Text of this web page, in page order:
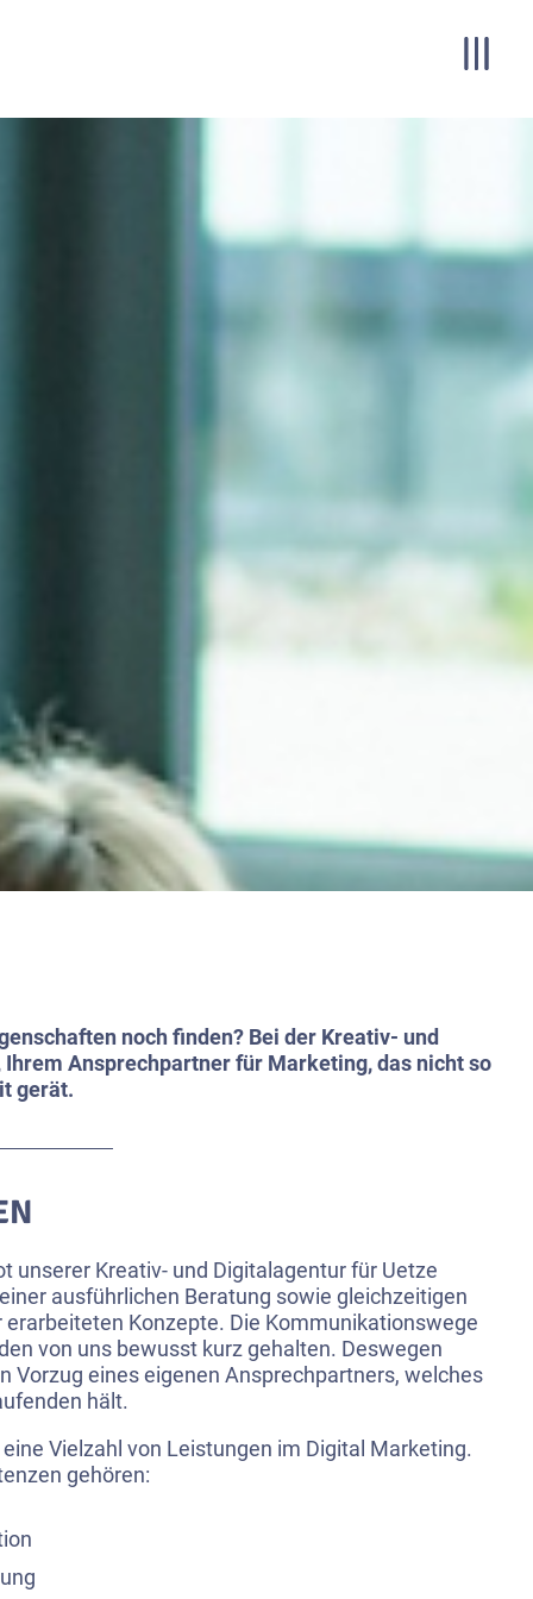
noch finden? Bei der Kreativ- und
Ansprechpartner für Marketing, das nicht so
gerät.
unserer Kreativ- und Digitalagentur für Uetze
ausführlichen Beratung sowie gleichzeitigen
Konzepte. Die Kommunikationswege
von uns bewusst kurz gehalten. Deswegen
Vorzug eines eigenen Ansprechpartners, welches
hält.
Vielzahl von Leistungen im Digital Marketing.
gehören: